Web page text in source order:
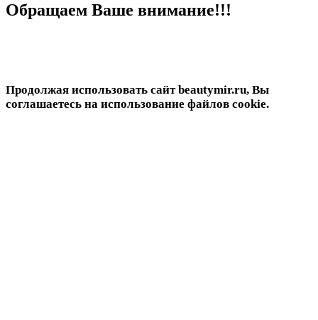
Обращаем Ваше внимание!!!
Продолжая использовать сайт beautymir.ru, Вы
соглашаетесь на использование файлов cookie.